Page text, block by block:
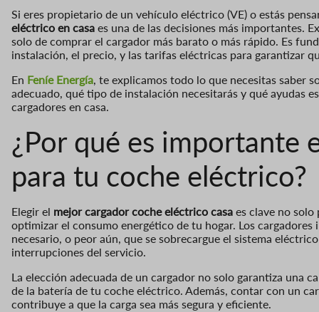
Si eres propietario de un vehículo eléctrico (VE) o estás
eléctrico en casa es una de las decisiones más importantes.
solo de comprar el cargador más barato o más rápido. Es
instalación, el precio, y las tarifas eléctricas para garantizar
En FeníeEnergía, te explicamos todo lo que necesitas saber
adecuado, qué tipo de instalación necesitarás y qué ayudas
cargadores en casa.
¿Por qué es importante
para tu coche eléctrico?
Elegir el mejor cargador coche eléctrico casa es clave no
optimizar el consumo energético de tu hogar. Los
necesario, o peor aún, que se sobrecargue el sistema
interrupciones del servicio.
La elección adecuada de un cargador no solo garantiza una
de la batería de tu coche eléctrico. Además, contar con un
contribuye a que la carga sea más segura y eficiente.